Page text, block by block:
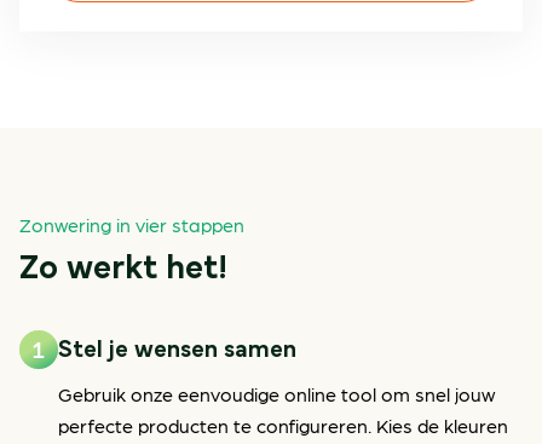
Zonwering in vier stappen
Zo werkt het!
Stel je wensen samen
Gebruik onze eenvoudige online tool om snel jouw
perfecte producten te configureren. Kies de kleuren